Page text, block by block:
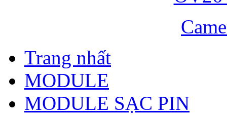
Trang nhất
MODULE
MODULE SẠC PIN